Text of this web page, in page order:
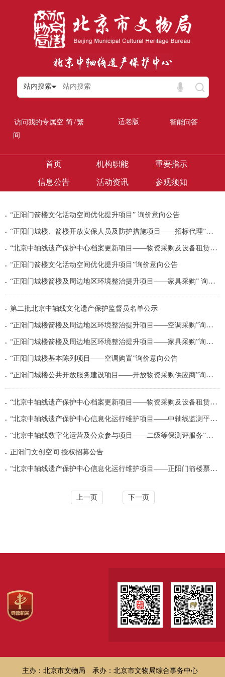
站内搜索
访问我的专属空
间
简/繁 适老版 智能问答
首页 机构职能 重要指示
信息公告 活动资讯 参观须知
. “正阳门箭楼文化活动空间优化提升项目” 询价意向公告
. “正阳门城楼、箭楼开放安保人员及防护措施项目——招标代理”询价意向公告
. “北京中轴线遗产保护中心档案更新项目——物资采购及设备租赁” 询价意向公告
. “正阳门箭楼文化活动空间优化提升项目”询价意向公告
. “正阳门城楼箭楼及周边地区环境整治提升项目——家具采购” 询价意向公告
. 第二批北京中轴线文化遗产保护监督员名单公示
. “正阳门城楼箭楼及周边地区环境整治提升项目——空调采购”询价意向公告
. “正阳门城楼箭楼及周边地区环境整治提升项目——家具采购”询价意向公告
. “正阳门城楼基本陈列项目——空调购置”询价意向公告
. “正阳门城楼公共开放服务建设项目——开放物资采购供应商”询价意向公告
. “北京中轴线遗产保护中心档案更新项目——物资采购及设备租赁”询价意向公告
. “北京中轴线遗产保护中心信息化运行维护项目——中轴线监测平台云服务”询价意向...
. “北京中轴线数字化运营及公众参与项目——二级等保测评服务”询价意向公告
. 正阳门文创空间 授权招募公告
. “北京中轴线遗产保护中心信息化运行维护项目——正阳门箭楼票务系统云服务”询价...
上一页 下一页
主办：北京市文物局 承办：北京市文物局综合事务中心